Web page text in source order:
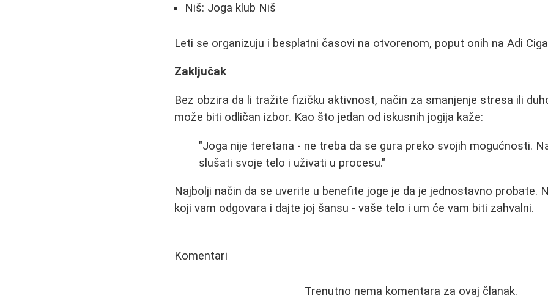
Niš: Joga klub Niš
Leti se organizuju i besplatni časovi na otvorenom, poput onih na Adi
Zaključak
Bez obzira da li tražite fizičku aktivnost, način za smanjenje stresa ili
može biti odličan izbor. Kao što jedan od iskusnih jogija kaže:
"Joga nije teretana - ne treba da se gura preko svojih mogućnosti.
slušati svoje telo i uživati u procesu."
Najbolji način da se uverite u benefite joge je da je jednostavno probate.
koji vam odgovara i dajte joj šansu - vaše telo i um će vam biti zahvalni.
Komentari
Trenutno nema komentara za ovaj članak.